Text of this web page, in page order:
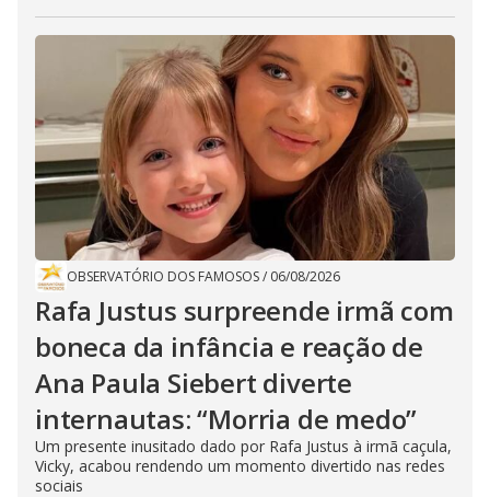
OBSERVATÓRIO DOS FAMOSOS/ 06/08/2026
Rafa Justus surpreende irmã com
boneca da infância e reação de
Ana Paula Siebert diverte
internautas: “Morria de medo”
Um presente inusitado dado por Rafa Justus à irmã caçula,
Vicky, acabou rendendo um momento divertido nas redes
sociais